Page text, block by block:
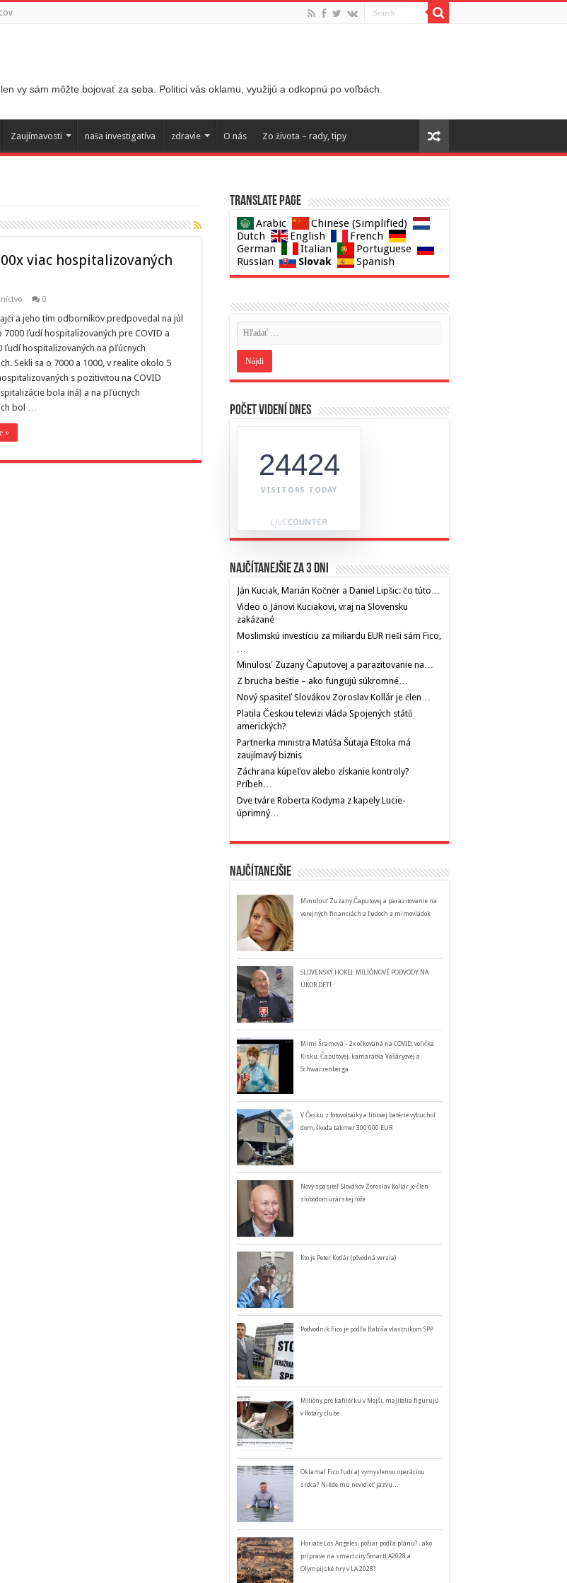
vy sám môžte bojovať za seba. Politici vás oklamu, využijú a odkopnú po voľbách.
Zaujímavosti naša investigatíva zdravie O nás Zo života – rady, tipy
viac hospitalizovaných
0
a jeho tím odborníkov predpovedal na júl
7000 ľudí hospitalizovaných pre COVID a
ľudí hospitalizovaných na pľúcnych
Sekli sa o 7000 a 1000, v realite okolo 5
s pozitivitou na COVID
bola iná) a na pľúcnych
bol …
»
Translate page
Arabic
Chinese (Simplified)
Dutch
English
French
German
Italian
Portuguese
Russian
Slovak Spanish
Počet videní dnes
24424
VISITORS TODAY
Najčítanejšie za 3 dni
Ján Kuciak, Marián Kočner a Daniel Lipšic: čo túto…
Video o Jánovi Kuciakovi, vraj na Slovensku
zakázané
Moslimskú investíciu za miliardu EUR rieši sám Fico,
…
Minulosť Zuzany Čaputovej a parazitovanie na…
Z brucha beštie – ako fungujú súkromné…
Nový spasiteľ Slovákov Zoroslav Kollár je člen…
Platila Českou televizi vláda Spojených států
amerických?
Partnerka ministra Matúša Šutaja Eštoka má
zaujímavý biznis
Záchrana kúpeľov alebo získanie kontroly?
Príbeh…
Dve tváre Roberta Kodyma z kapely Lucie-
úprimný…
Najčítanejšie
Minulosť Zuzany Čaputovej a parazitovanie na
verejných financiách a ľudoch z mimovládok
SLOVENSKÝ HOKEJ: MILIÓNOVÉ PODVODY NA
ÚKOR DETÍ
Mimi Šramová – 2x očkovaná na COVID, volička
Kisku, Čaputovej, kamarátka Vašáryovej a
Schwarzenberga
V Česku z fotovoltaiky a lítiovej batérie vybuchol
dom, škoda takmer 300 000 EUR
Nový spasiteľ Slovákov Zoroslav Kollár je člen
slobodomurárskej lóže
Kto je Peter Kotlár (pôvodná verzia)
Podvodník Fico je podľa Babiša vlastníkom SPP
Milióny pre kafilérku v Mojši, majitelia figurujú
v Rotary clube
Oklamal Fico ľudí aj vymyslenou operáciou
srdca? Nikde mu nevidieť jazvu…
Horiace Los Angeles, požiar podľa plánu? ..ako
príprava na smart city SmartLA2028 a
Olympijské hry v LA 2028?